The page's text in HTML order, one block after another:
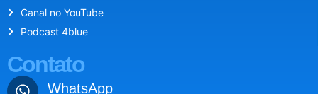
Canal no YouTube
Podcast 4blue
Contato
WhatsApp